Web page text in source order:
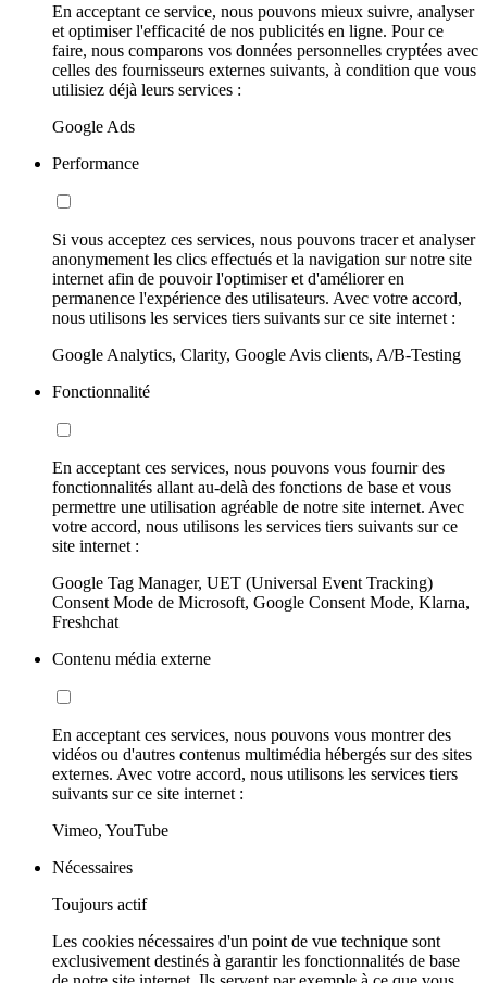
En acceptant ce service, nous pouvons mieux suivre, analyser
et optimiser l'efficacité de nos publicités en ligne. Pour ce
faire, nous comparons vos données personnelles cryptées avec
celles des fournisseurs externes suivants, à condition que vous
utilisiez déjà leurs services :
Google Ads
Performance
Si vous acceptez ces services, nous pouvons tracer et analyser
anonymement les clics effectués et la navigation sur notre site
internet afin de pouvoir l'optimiser et d'améliorer en
permanence l'expérience des utilisateurs. Avec votre accord,
nous utilisons les services tiers suivants sur ce site internet :
Google Analytics, Clarity, Google Avis clients, A/B-Testing
Fonctionnalité
En acceptant ces services, nous pouvons vous fournir des
fonctionnalités allant au-delà des fonctions de base et vous
permettre une utilisation agréable de notre site internet. Avec
votre accord, nous utilisons les services tiers suivants sur ce
site internet :
Google Tag Manager, UET (Universal Event Tracking)
Consent Mode de Microsoft, Google Consent Mode, Klarna,
Freshchat
Contenu média externe
En acceptant ces services, nous pouvons vous montrer des
vidéos ou d'autres contenus multimédia hébergés sur des sites
externes. Avec votre accord, nous utilisons les services tiers
suivants sur ce site internet :
Vimeo, YouTube
Nécessaires
Toujours actif
Les cookies nécessaires d'un point de vue technique sont
exclusivement destinés à garantir les fonctionnalités de base